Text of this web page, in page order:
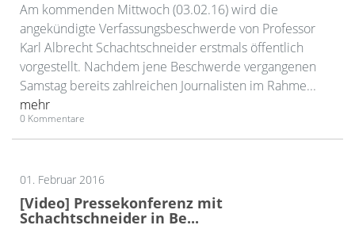
Am kommenden Mittwoch (03.02.16) wird die
angekündigte Verfassungsbeschwerde von Professor
Karl Albrecht Schachtschneider erstmals öffentlich
vorgestellt. Nachdem jene Beschwerde vergangenen
Samstag bereits zahlreichen Journalisten im Rahme...
mehr
0 Kommentare
01. Februar 2016
[Video] Pressekonferenz mit
Schachtschneider in Be...